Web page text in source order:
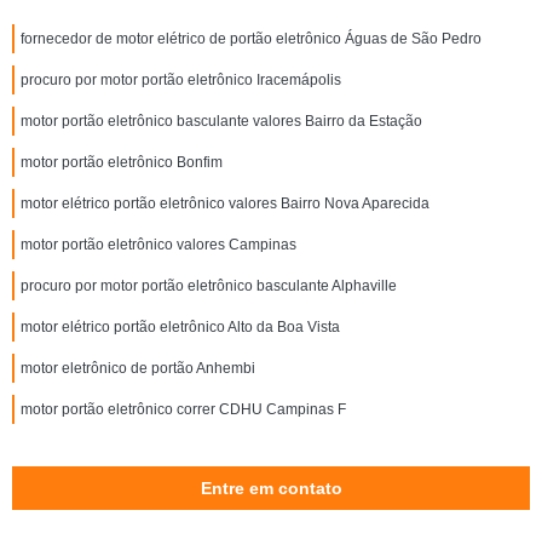
fornecedor de motor elétrico de portão eletrônico Águas de São Pedro
procuro por motor portão eletrônico Iracemápolis
motor portão eletrônico basculante valores Bairro da Estação
motor portão eletrônico Bonfim
motor elétrico portão eletrônico valores Bairro Nova Aparecida
motor portão eletrônico valores Campinas
procuro por motor portão eletrônico basculante Alphaville
motor elétrico portão eletrônico Alto da Boa Vista
motor eletrônico de portão Anhembi
motor portão eletrônico correr CDHU Campinas F
Entre em contato